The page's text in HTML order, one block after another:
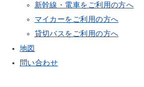
新幹線・電車をご利用の方へ
マイカーをご利用の方へ
貸切バスをご利用の方へ
地図
問い合わせ